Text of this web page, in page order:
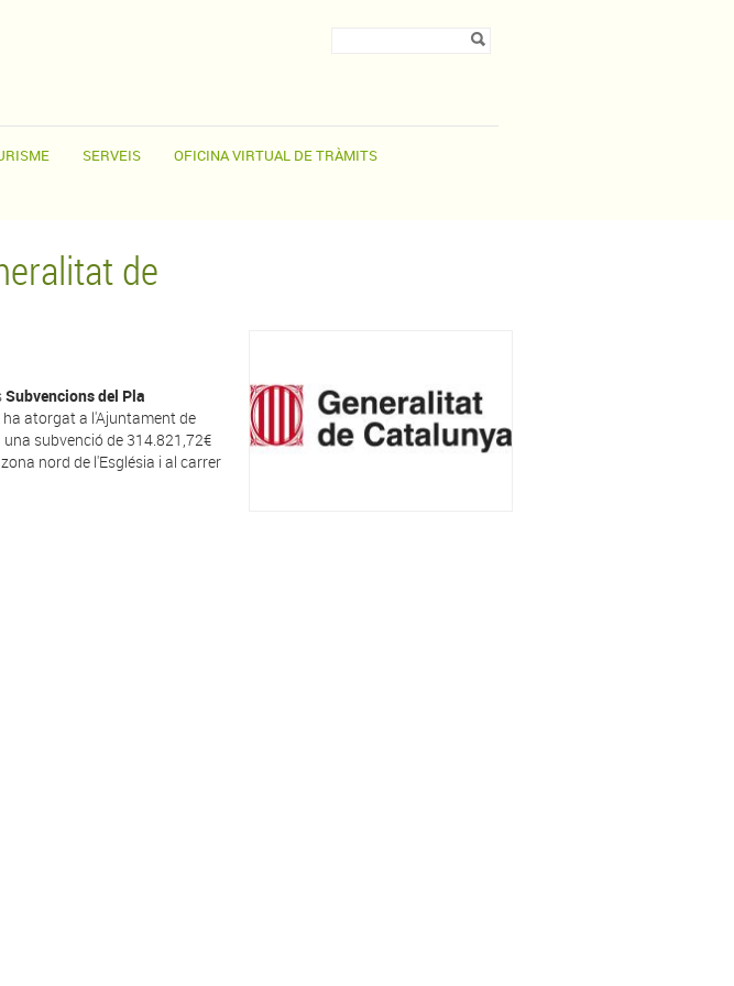
SERVEIS
OFICINA VIRTUAL DE TRÀMITS
de
Subvencions del Pla
ha atorgat a l'Ajuntament de
subvenció de 314.821,72€
nord de l'Església i al carrer